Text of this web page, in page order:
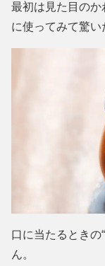
最初は見た目の
に使ってみて驚い
口に当たるときの“
ん。